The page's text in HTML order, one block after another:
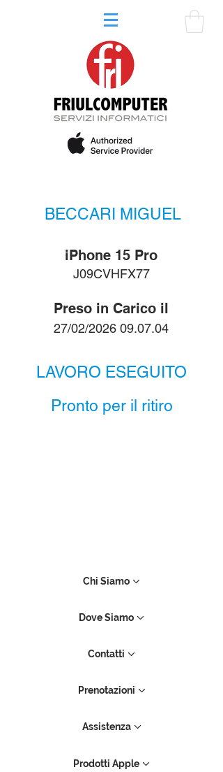
BECCARI MIGUEL
J09CVHFX77
iPhone 15 Pro
Preso in Carico il
27/02/2026 09.07.04
LAVORO ESEGUITO
Pronto per il ritiro
Chi Siamo
Dove Siamo
Contatti
Prenotazioni
Assistenza
Prodotti Apple